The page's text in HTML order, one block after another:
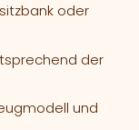
oder
der
und